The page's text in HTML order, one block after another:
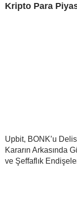
Kripto Para
Upbit, BONK’u
Kararın Arkasında
ve Şeffaflık